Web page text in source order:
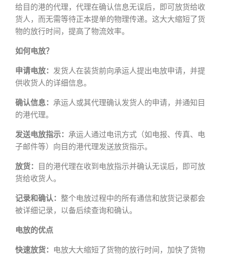
给目的港的代理，代理在确认信息无误后，即可放货给收
货人，而无需等待正本提单的物理传递。这大大缩短了货
物的放行时间，提高了物流效率。
如何电放？
申请电放： 发货人在装货前向承运人提出电放申请，并提
供收货人的详细信息。
确认信息： 承运人或其代理确认发货人的申请，并通知目
的港代理。
发送电放指示： 承运人通过电讯方式（如电报、传真、电
子邮件等）向目的港代理发送放货指示。
放货：
目的港代理在收到电放指示并确认无误后，即可放
货给收货人。
记录和确认： 整个电放过程中的所有通信和放货记录都会
被详细记录，以备后续查询和确认。
电放的优点
快速放货：
电放大大缩短了货物的放行时间，加快了货物